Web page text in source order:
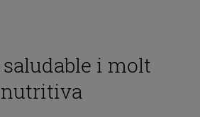
saludable i molt
nutritiva